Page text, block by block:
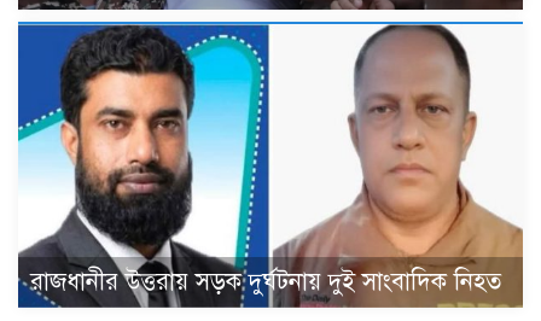
রাজধানীর উত্তরায় সড়ক দুর্ঘটনায় দুই সাংবাদিক নিহত